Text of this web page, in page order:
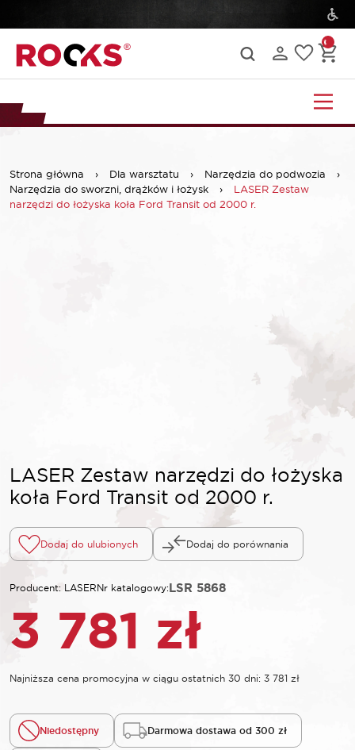
Strona główna › Dla warsztatu › Narzędzia do podwozia
›
Narzędzia do sworzni, drążków i łożysk
›
LASER Zestaw
narzędzi do łożyska koła Ford Transit od 2000 r.
LASER Zestaw narzędzi do łożyska
koła Ford Transit od 2000 r.
Dodaj do ulubionych Dodaj do porównania
Producent: LASERNr katalogowy:LSR 5868
3 781 zł
Najniższa cena promocyjna w ciągu ostatnich 30 dni: 3 781 zł
Niedostępny Darmowa dostawa od 300 zł